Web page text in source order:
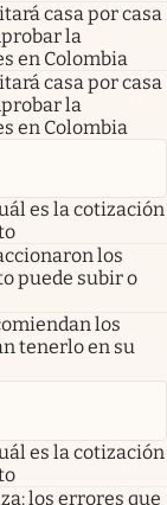
casa por casa
la
en Colombia
casa por casa
la
en Colombia
es la cotización
los
puede subir o
los
tenerlo en su
es la cotización
los errores que